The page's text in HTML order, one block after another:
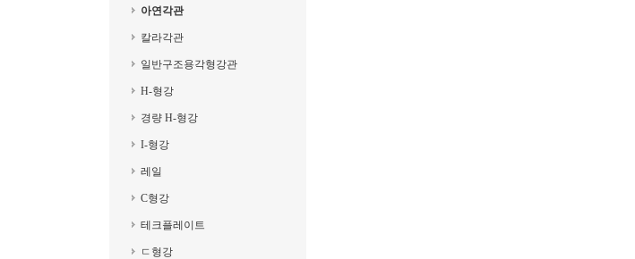
아연각관
칼라각관
일반구조용각형강관
H-형강
경량 H-형강
I-형강
레일
C형강
테크플레이트
ㄷ형강